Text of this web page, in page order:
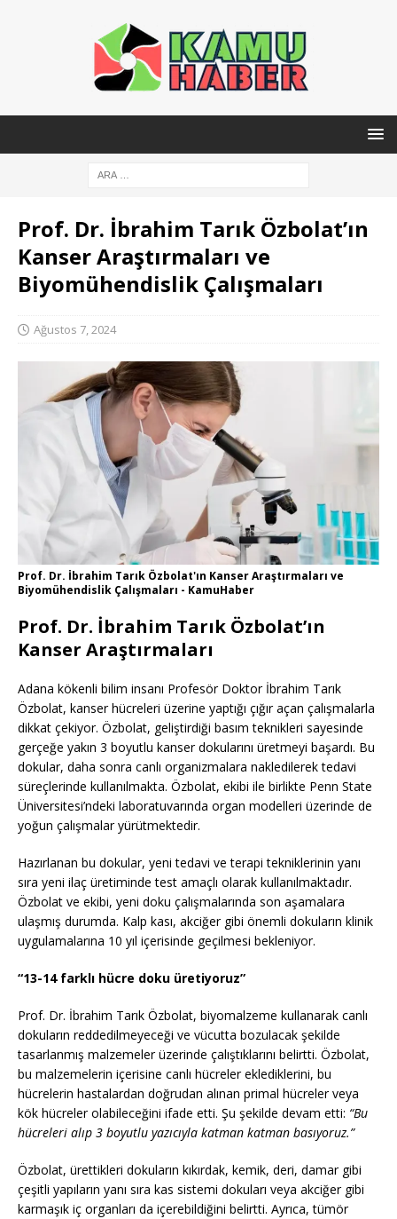
Prof. Dr. İbrahim Tarık Özbolat’ın
Kanser Araştırmaları ve
Biyomühendislik Çalışmaları
Ağustos 7, 2024
Prof. Dr. İbrahim Tarık Özbolat'ın Kanser Araştırmaları ve
Biyomühendislik Çalışmaları - KamuHaber
Prof. Dr. İbrahim Tarık Özbolat’ın
Kanser Araştırmaları
Adana kökenli bilim insanı Profesör Doktor İbrahim Tarık
Özbolat, kanser hücreleri üzerine yaptığı çığır açan çalışmalarla
dikkat çekiyor. Özbolat, geliştirdiği basım teknikleri sayesinde
gerçeğe yakın 3 boyutlu kanser dokularını üretmeyi başardı. Bu
dokular, daha sonra canlı organizmalara nakledilerek tedavi
süreçlerinde kullanılmakta. Özbolat, ekibi ile birlikte Penn State
Üniversitesi’ndeki laboratuvarında organ modelleri üzerinde de
yoğun çalışmalar yürütmektedir.
Hazırlanan bu dokular, yeni tedavi ve terapi tekniklerinin yanı
sıra yeni ilaç üretiminde test amaçlı olarak kullanılmaktadır.
Özbolat ve ekibi, yeni doku çalışmalarında son aşamalara
ulaşmış durumda. Kalp kası, akciğer gibi önemli dokuların klinik
uygulamalarına 10 yıl içerisinde geçilmesi bekleniyor.
“13-14 farklı hücre doku üretiyoruz”
Prof. Dr. İbrahim Tarık Özbolat, biyomalzeme kullanarak canlı
dokuların reddedilmeyeceği ve vücutta bozulacak şekilde
tasarlanmış malzemeler üzerinde çalıştıklarını belirtti. Özbolat,
bu malzemelerin içerisine canlı hücreler eklediklerini, bu
hücrelerin hastalardan doğrudan alınan primal hücreler veya
kök hücreler olabileceğini ifade etti. Şu şekilde devam etti: “Bu
hücreleri alıp 3 boyutlu yazıcıyla katman katman basıyoruz.”
Özbolat, ürettikleri dokuların kıkırdak, kemik, deri, damar gibi
çeşitli yapıların yanı sıra kas sistemi dokuları veya akciğer gibi
karmaşık iç organları da içerebildiğini belirtti. Ayrıca, tümör